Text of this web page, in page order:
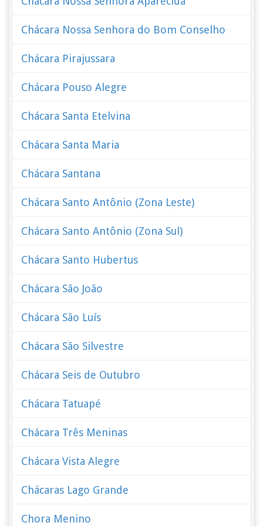
Chácara Nossa Senhora do Bom Conselho
Chácara Pirajussara
Chácara Pouso Alegre
Chácara Santa Etelvina
Chácara Santa Maria
Chácara Santana
Chácara Santo Antônio (Zona Leste)
Chácara Santo Antônio (Zona Sul)
Chácara Santo Hubertus
Chácara São João
Chácara São Luís
Chácara São Silvestre
Chácara Seis de Outubro
Chácara Tatuapé
Chácara Três Meninas
Chácara Vista Alegre
Chácaras Lago Grande
Chora Menino